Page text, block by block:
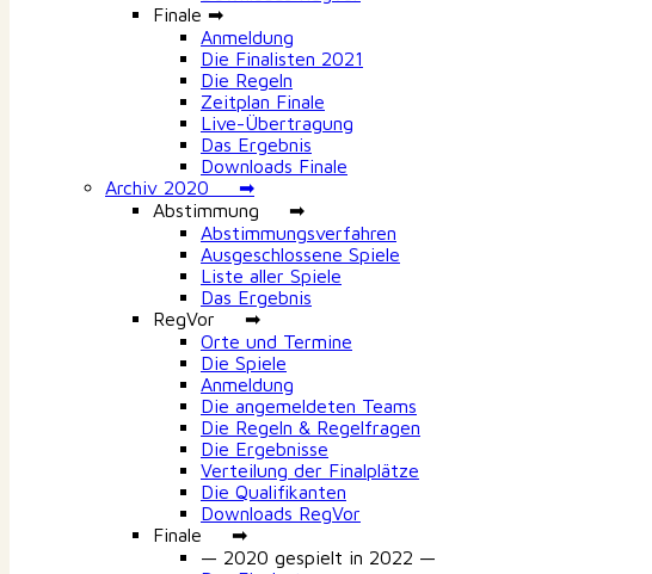
Finale ➡
Anmeldung
Die Finalisten 2021
Die Regeln
Zeitplan Finale
Live-Übertragung
Das Ergebnis
Downloads Finale
Archiv 2020 ➡
Abstimmung ➡
Abstimmungsverfahren
Ausgeschlossene Spiele
Liste aller Spiele
Das Ergebnis
RegVor ➡
Orte und Termine
Die Spiele
Anmeldung
Die angemeldeten Teams
Die Regeln & Regelfragen
Die Ergebnisse
Verteilung der Finalplätze
Die Qualifikanten
Downloads RegVor
Finale ➡
— 2020 gespielt in 2022 —